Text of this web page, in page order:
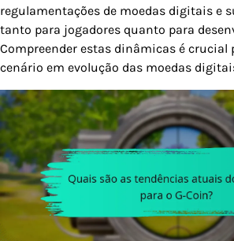
regulamentações de moedas digitais e
tanto para jogadores quanto para
Compreender estas dinâmicas é crucial
cenário em evolução das moedas